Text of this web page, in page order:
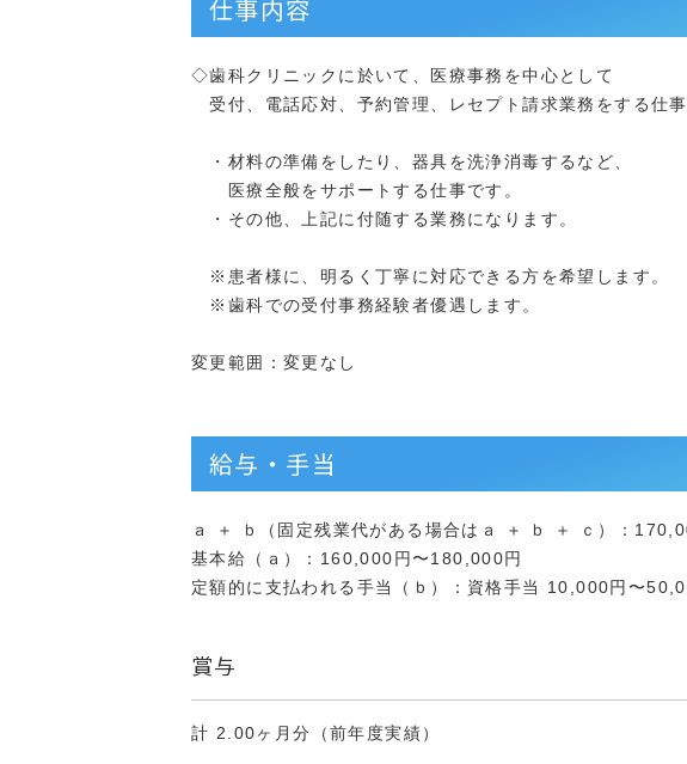
仕事内容
◇歯科クリニックに於いて、医療事務を中心として
受付、電話応対、予約管理、レセプト請求業務をする仕事
・材料の準備をしたり、器具を洗浄消毒するなど、
医療全般をサポートする仕事です。
・その他、上記に付随する業務になります。
※患者様に、明るく丁寧に対応できる方を希望します。
※歯科での受付事務経験者優遇します。
変更範囲：変更なし
給与・手当
ａ ＋ ｂ（固定残業代がある場合はａ ＋ ｂ ＋ ｃ）：
基本給（ａ）：160,000円〜180,000円
定額的に支払われる手当（ｂ）：資格手当 10,000円〜
賞与
計 2.00ヶ月分（前年度実績）